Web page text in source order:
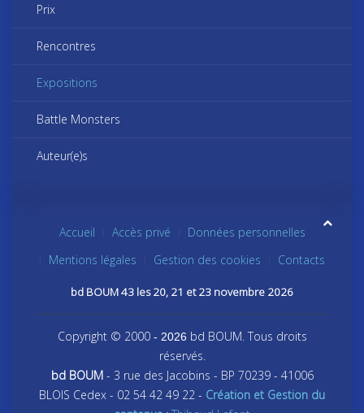
Prix
Rencontres
Expositions
Battle Monsters
Auteur(e)s
Accueil Accès privé
Données personnelles
Mentions légales
Gestion des cookies Contacts
bd BOUM 43 les 20, 21 et 23 novembre 2026
Copyright © 2000- 2026 bd BOUM. Tous droits
réservés.
bd BOUM- 3 rue des Jacobins - BP 70239 - 41006
BLOIS Cedex - 02 54 42 49 22 - Création et Gestion du